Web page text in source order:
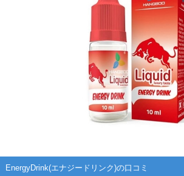
EnergyDrink(エナジードリンク)の口コミ